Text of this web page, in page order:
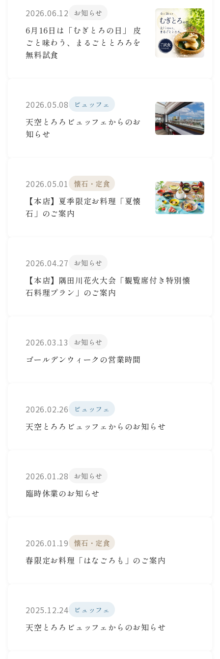
2026.06.12 お知らせ
6月16日は「むぎとろの日」 皮
ごと味わう、まるごととろろを
無料試食
2026.05.08 ビュッフェ
天空とろろビュッフェからのお
知らせ
2026.05.01 懐石・定食
【本店】夏季限定お料理「夏懐
石」のご案内
2026.04.27 お知らせ
【本店】隅田川花火大会「観覧席付き特別懐
石料理プラン」のご案内
2026.03.13 お知らせ
ゴールデンウィークの営業時間
2026.02.26 ビュッフェ
天空とろろビュッフェからのお知らせ
2026.01.28 お知らせ
臨時休業のお知らせ
2026.01.19 懐石・定食
春限定お料理「はなごろも」のご案内
2025.12.24 ビュッフェ
天空とろろビュッフェからのお知らせ